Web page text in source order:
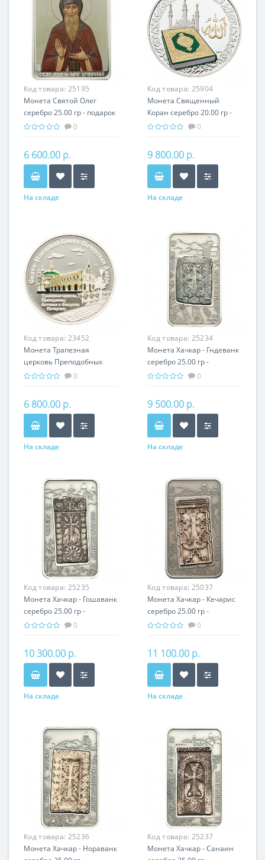
Код товара: 25195
Монета Святой Олег
серебро 25.00 гр - подарок
икона имени0
6 600.00 р.
На складе
Код товара: 25904
Монета Священный
Кoран серебро 20.00 гр -
религия Ислам
0
9 800.00 р.
На складе
Код товара: 23452
Монета Трапезная
церковь Преподобных
Антония и Феодоссия
гр
0
6 800.00 р.
На складе
Код товара: 25234
Монета Хачкар - Гндеванк
серебро 25.00 гр -
православный подарок
0
9 500.00 р.
На складе
Код товара: 25235
Монета Хачкар - Гошаванк
серебро 25.00 гр -
православный подарок
0
10 300.00 р.
На складе
Код товара: 25037
Монета Хачкар - Кечарис
серебро 25.00 гр -
православный подарок
0
11 100.00 р.
На складе
Код товара: 25236
Монета Хачкар - Нораванк
Код товара: 25237
Монета Хачкар - Санаин